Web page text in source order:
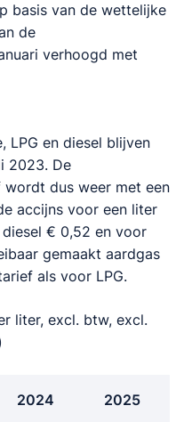
basis van de wettelijke
de
verhoogd met
LPG en diesel blijven
2023. De
dus weer met een
accijns voor een liter
€ 0,52 en voor
gemaakt aardgas
als voor LPG.
liter, excl. btw, excl.
2024 2025